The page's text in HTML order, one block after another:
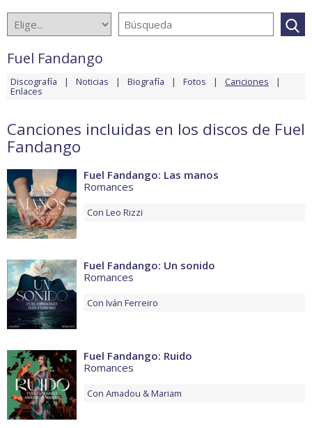
Fuel Fandango
Discografía Noticias Biografía Fotos Canciones
Enlaces
Canciones incluidas en los discos de Fuel
Fandango
Fuel Fandango: Las manos
Romances
Con Leo Rizzi
Fuel Fandango: Un sonido
Romances
Con Iván Ferreiro
Fuel Fandango: Ruido
Romances
Con Amadou & Mariam